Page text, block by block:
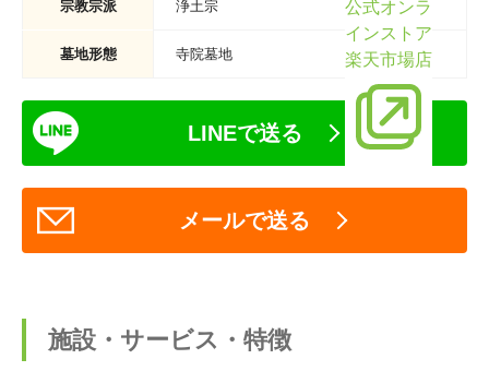
公式オンラ
インストア
楽天市場店
宗教宗派 浄土宗
墓地形態 寺院墓地
LINEで送る
メールで送る
施設・サービス・特徴